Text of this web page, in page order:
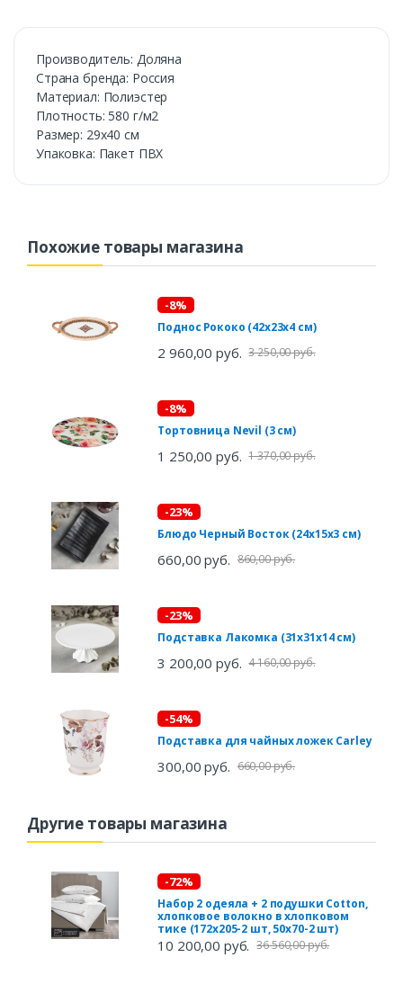
Производитель: Доляна
Страна бренда: Россия
Материал: Полиэстер
Плотность: 580 г/м2
Размер: 29х40 см
Упаковка: Пакет ПВХ
Похожие товары магазина
-8%
Поднос Рококо (42х23х4 см)
2 960,00 руб. 3 250,00 руб.
-8%
Тортовница Nevil (3 см)
1 250,00 руб. 1 370,00 руб.
-23%
Блюдо Черный Восток (24х15х3 см)
660,00 руб. 860,00 руб.
-23%
Подставка Лакомка (31х31х14 см)
3 200,00 руб. 4 160,00 руб.
-54%
Подставка для чайных ложек Carley
300,00 руб. 660,00 руб.
Другие товары магазина
-72%
Набор 2 одеяла + 2 подушки Cotton,
хлопковое волокно в хлопковом
тике (172х205-2 шт, 50х70-2 шт)
10 200,00 руб. 36 560,00 руб.